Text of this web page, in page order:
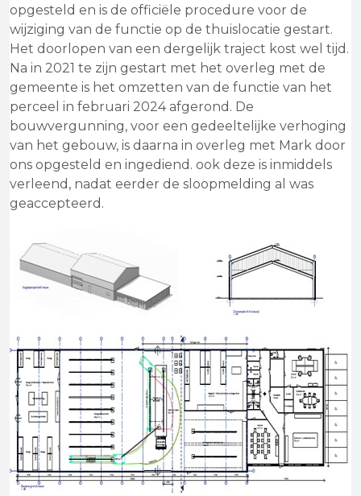
opgesteld en is de officiële procedure voor de
wijziging van de functie op de thuislocatie gestart.
Het doorlopen van een dergelijk traject kost wel tijd.
Na in 2021 te zijn gestart met het overleg met de
gemeente is het omzetten van de functie van het
perceel in februari 2024 afgerond. De
bouwvergunning, voor een gedeeltelijke verhoging
van het gebouw, is daarna in overleg met Mark door
ons opgesteld en ingediend. ook deze is inmiddels
verleend, nadat eerder de sloopmelding al was
geaccepteerd.